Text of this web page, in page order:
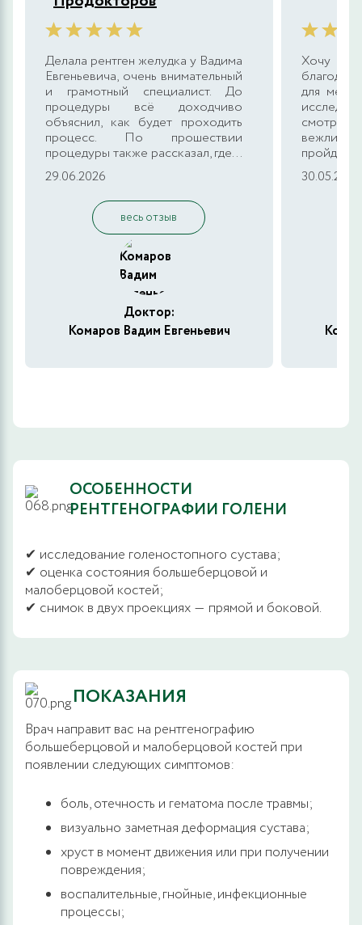
Делала рентген желудка у Вадима
Евгеньевича, очень внимательный
и грамотный специалист. До
процедуры всё доходчиво
объяснил, как будет проходить
процесс. По прошествии
процедуры также рассказал, где...
29.06.2026
весь отзыв
Доктор:
Комаров Вадим Евгеньевич
Хочу
для меня
вежлив
пройдёт
30.05.2026
ОСОБЕННОСТИ
РЕНТГЕНОГРАФИИ ГОЛЕНИ
✔ исследование голеностопного сустава;
✔ оценка состояния большеберцовой и
малоберцовой костей;
✔ снимок в двух проекциях ― прямой и боковой.
ПОКАЗАНИЯ
Врач направит вас на рентгенографию
большеберцовой и малоберцовой костей при
появлении следующих симптомов:
боль, отечность и гематома после травмы;
визуально заметная деформация сустава;
хруст в момент движения или при получении
повреждения;
воспалительные, гнойные, инфекционные
процессы;